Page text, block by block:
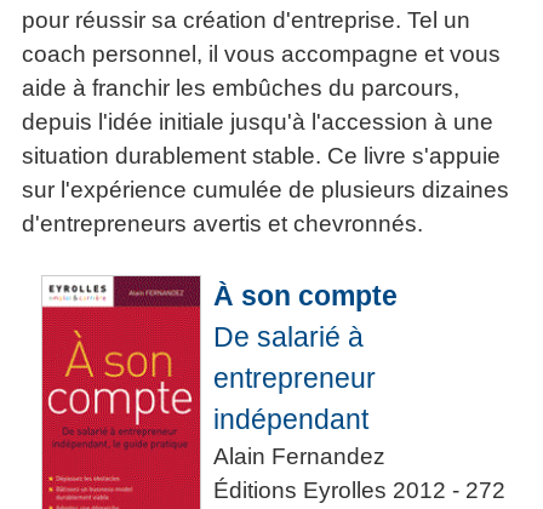
pour réussir sa création d'entreprise. Tel un
coach personnel, il vous accompagne et vous
aide à franchir les embûches du parcours,
depuis l'idée initiale jusqu'à l'accession à une
situation durablement stable. Ce livre s'appuie
sur l'expérience cumulée de plusieurs dizaines
d'entrepreneurs avertis et chevronnés.
À son compte
De salarié à
entrepreneur
indépendant
Alain Fernandez
Éditions Eyrolles 2012 - 272